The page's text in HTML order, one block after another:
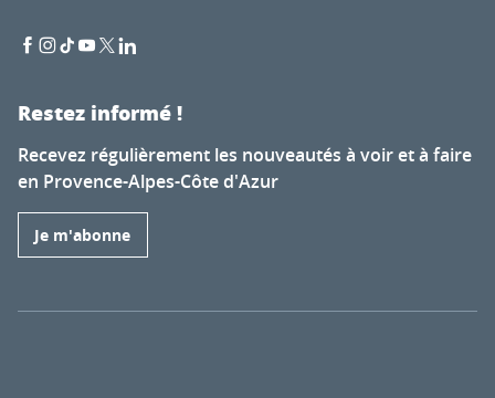
Restez informé !
Recevez régulièrement les nouveautés à voir et à faire
en Provence-Alpes-Côte d'Azur
Je m'abonne